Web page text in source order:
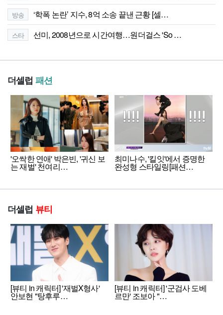
방송 ‘학폭 논란’ 지수, 8억 소송 끝낸 근황 [셀…
스타 선미, 2008년으로 시간여행…원더걸스 'So …
더셀럽 패션
'오싹한 연애' 박은빈, '귀신 보
는 재벌' 천여리…
최미나수, '킬잇'에서 증명한
완성형 스타일링[패션…
더셀럽 뷰티
[뷰티 in 캐릭터] '재벌X형사'
안보현 "탕후루…
[뷰티 in 캐릭터] '군검사 도베
르만' 조보아 "…